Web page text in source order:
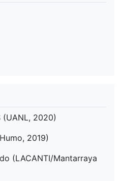
(UANL, 2020)
2019)
(LACANTI/Mantarraya